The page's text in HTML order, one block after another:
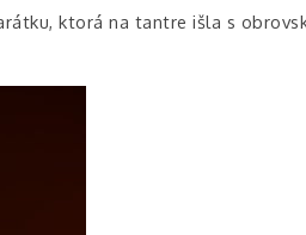
ktorá na tantre išla s